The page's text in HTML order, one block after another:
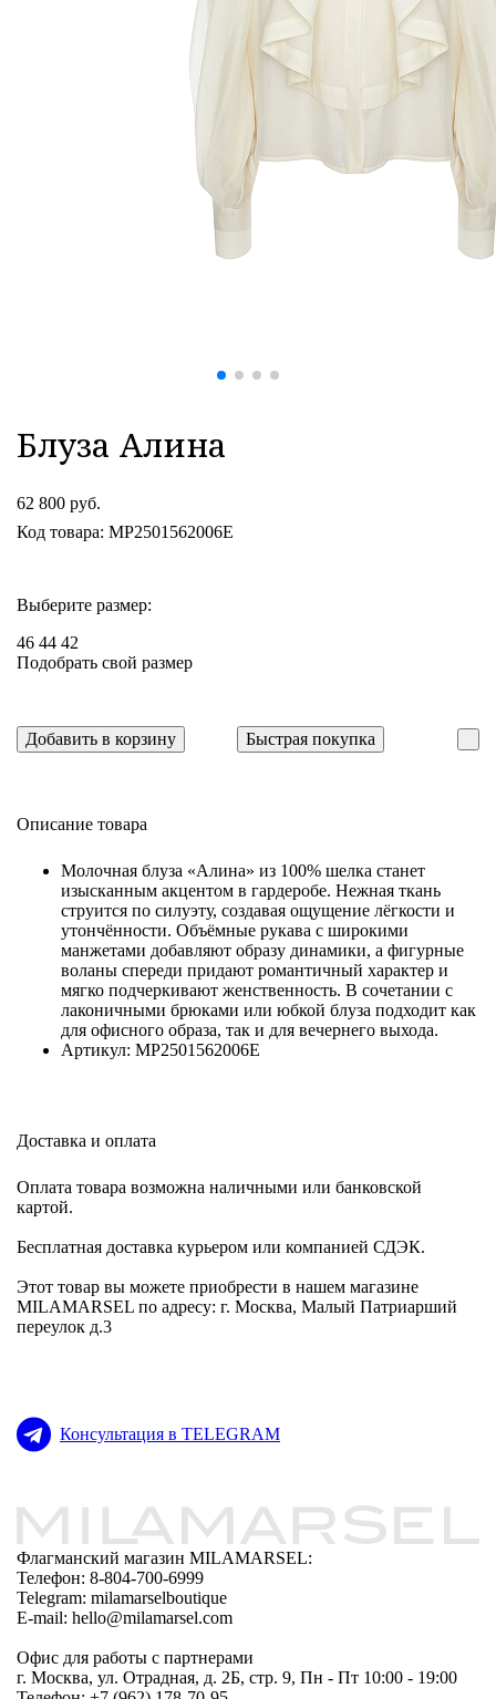
Блуза Алина
62 800 руб.
Код товара: MP2501562006E
Выберите размер:
46 44 42
Подобрать свой размер
Добавить в корзину Быстрая покупка
Описание товара
Молочная блуза «Алина» из 100% шелка станет
изысканным акцентом в гардеробе. Нежная ткань
струится по силуэту, создавая ощущение лёгкости и
утончённости. Объёмные рукава с широкими
манжетами добавляют образу динамики, а фигурные
воланы спереди придают романтичный характер и
мягко подчеркивают женственность. В сочетании с
лаконичными брюками или юбкой блуза подходит как
для офисного образа, так и для вечернего выхода.
Артикул: MP2501562006E
Доставка и оплата
Оплата товара возможна наличными или банковской
картой.
Бесплатная доставка курьером или компанией СДЭК.
Этот товар вы можете приобрести в нашем магазине
MILAMARSEL по адресу: г. Москва, Малый Патриарший
переулок д.3
Консультация в TELEGRAM
Флагманский магазин MILAMARSEL:
Телефон: 8-804-700-6999
Telegram: milamarselboutique
E-mail: hello@milamarsel.com
Офис для работы с партнерами
г. Москва, ул. Отрадная, д. 2Б, стр. 9, Пн - Пт 10:00 - 19:00